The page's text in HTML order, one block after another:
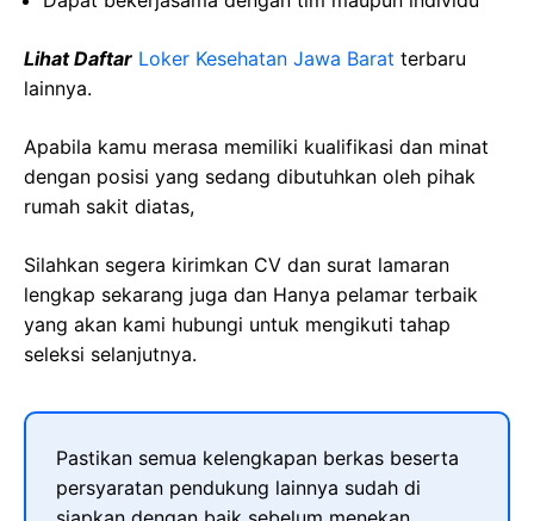
Lihat Daftar Loker Kesehatan Jawa Barat terbaru
lainnya.
Apabila kamu merasa memiliki kualifikasi dan minat
dengan posisi yang sedang dibutuhkan oleh pihak
rumah sakit diatas,
Silahkan segera kirimkan CV dan surat lamaran
lengkap sekarang juga dan Hanya pelamar terbaik
yang akan kami hubungi untuk mengikuti tahap
seleksi selanjutnya.
Pastikan semua kelengkapan berkas beserta
persyaratan pendukung lainnya sudah di